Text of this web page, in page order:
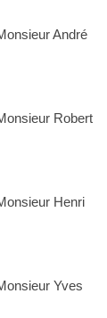
André
Robert
Henri
Yves